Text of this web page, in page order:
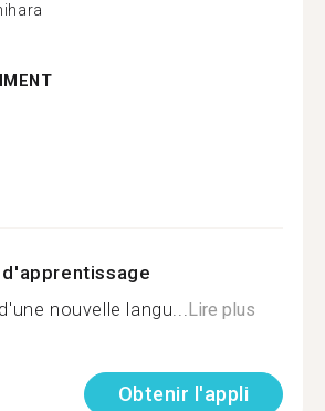
nouvelle langu... Lire plus
Obtenir l'appli